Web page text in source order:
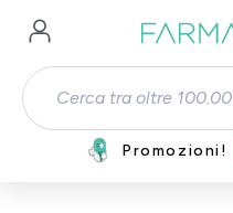
Passa al contenuto principale
Promozioni!